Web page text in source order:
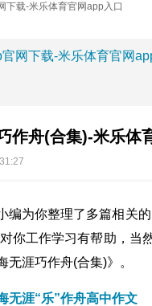
下载-米乐体育官网app入口
网下载-米乐体育官网
作舟(合集)-米乐体
编为你整理了多篇相关
你工作学习有帮助，当
无涯巧作舟(合集)》。
无涯“乐”作舟高中作文